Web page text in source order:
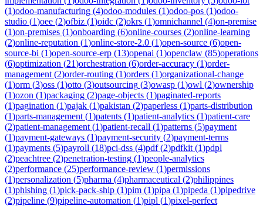
(1)odoo-manufacturing (4)odoo-modules (1)odoo-pos (1)odoo-
studio (1)oee (2)ofbiz (1)oidc (2)okrs (1)omnichannel (4)on-premise
(1)on-premises (1)onboarding (6)online-courses (2)online-learning
(2)online-reputation (1)online-store-2.0 (1)open-source (6)open-
source-bi (1)open-source-erp (13)openai (1)openclaw (85)operations
(6)optimization (21)orchestration (6)order-accuracy (1)order-
management (2)order-routing (1)orders (1)organizational-change
(1)orm (3)oss (1)otto (3)outsourcing (3)owasp (1)owl (2)ownership
(1)ozon (1)packaging (2)page-objects (1)paginated-reports
(1)pagination (1)pajak (1)pakistan (2)paperless (1)parts-distribution
(1)parts-management (1)patents (1)patient-analytics (1)patient-care
(2)patient-management (1)patient-recall (1)patterns (5)payment
(1)payment-gateways (1)payment-security (2)payment-terms
(1)payments (5)payroll (18)pci-dss (4)pdf(2)pdfkit (1)pdpl
(2)peachtree (2)penetration-testing (1)people-analytics
(2)performance (25)performance-review (1)permissions
(1)personalization (5)pharma (4)pharmaceutical (2)philippines
(1)phishing (1)pick-pack-ship (1)pim (1)pipa (1)pipeda (1)pipedrive
(2)pipeline (9)pipeline-automation (1)pipl (1)pixel-perfect